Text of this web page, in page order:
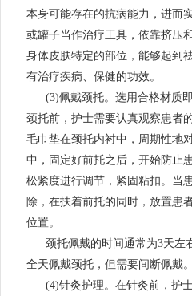
本身可能存在的抗病能力，进而
或罐子当作治疗工具，依靠挤压
身体皮肤特定的部位，能够起到
有治疗疾病、保健的功效。
(3)佩戴颈托。选用合格材质
颈托前，护士需要认真观察患者
毛巾垫在颈托内衬中，周期性地
中，固定好前托之后，开始防止
松紧度进行调节，紧固粘扣。当
除，在扶着前托的同时，放置患
位置。
颈托佩戴的时间通常为3天左
全天佩戴颈托，但需要间断佩戴
(4)针灸护理。在针灸前，护